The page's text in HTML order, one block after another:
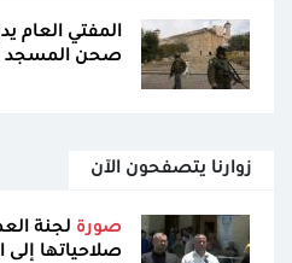
المفتي العام
صحن المسجد
زوارنا يتصفحون الآن
صورة لجنة
صلاحياتها إلى